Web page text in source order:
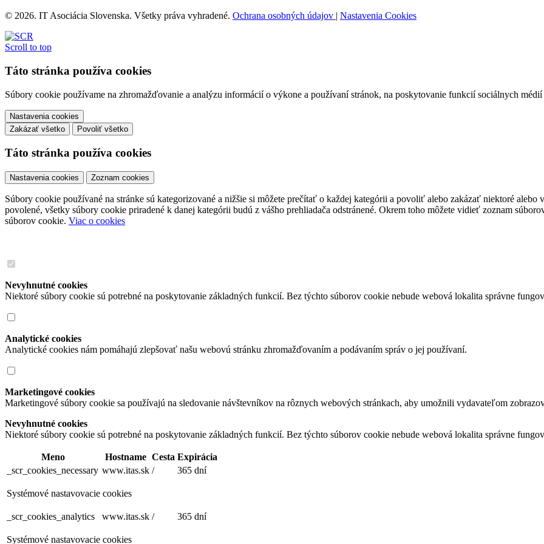
© 2026. IT Asociácia Slovenska. Všetky práva vyhradené. Ochrana osobných údajov | Nastavenia Cookies
Scroll to top
Táto stránka používa cookies
Súbory cookie používame na zhromažďovanie a analýzu informácií o výkone a používaní stránok, na poskytovanie funkcií sociálnych
Nastavenia cookies
Zakázať všetko
Povoliť všetko
Táto stránka používa cookies
Nastavenia cookies Zoznam cookies
Súbory cookie používané na stránke sú kategorizované a nižšie si môžete prečítať o každej kategórii a povoliť alebo zakázať niektoré
povolené, všetky súbory cookie priradené k danej kategórii budú z vášho prehliadača odstránené. Okrem toho môžete vidieť zoznam
súborov cookie. Viac o cookies
Nevyhnutné cookies
Niektoré súbory cookie sú potrebné na poskytovanie základných funkcií. Bez týchto súborov cookie nebude webová lokalita správne
Analytické cookies
Analytické cookies nám pomáhajú zlepšovať našu webovú stránku zhromažďovaním a podávaním správ o jej používaní.
Marketingové cookies
Marketingové súbory cookie sa používajú na sledovanie návštevníkov na rôznych webových stránkach, aby umožnili vydavateľom
Nevyhnutné cookies
Niektoré súbory cookie sú potrebné na poskytovanie základných funkcií. Bez týchto súborov cookie nebude webová lokalita správne
Meno Hostname Cesta Expirácia
_scr_cookies_necessary www.itas.sk / 365 dní
Systémové nastavovacie cookies
_scr_cookies_analytics www.itas.sk / 365 dní
Systémové nastavovacie cookies